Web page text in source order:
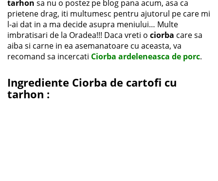
tarhon sa nu o postez pe blog pana acum, asa ca
prietene drag, iti multumesc pentru ajutorul pe care mi
l-ai dat in a ma decide asupra meniului… Multe
imbratisari de la Oradea!!! Daca vreti o ciorba care sa
aiba si carne in ea asemanatoare cu aceasta, va
recomand sa incercati Ciorba ardeleneasca de porc.
Ingrediente Ciorba de cartofi cu
tarhon :